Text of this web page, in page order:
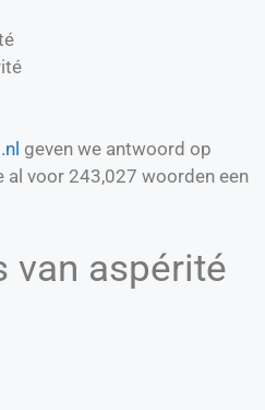
geven we antwoord op
al voor 243,027 woorden een
van aspérité